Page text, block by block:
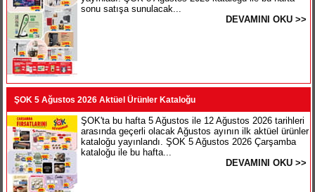
sonu satışa sunulacak...
DEVAMINI OKU >>
ŞOK 5 Ağustos 2026 Aktüel Ürünler Kataloğu
ŞOK'ta bu hafta 5 Ağustos ile 12 Ağustos 2026 tarihleri
arasında geçerli olacak Ağustos ayının ilk aktüel ürünler
kataloğu yayınlandı. ŞOK 5 Ağustos 2026 Çarşamba
kataloğu ile bu hafta...
DEVAMINI OKU >>